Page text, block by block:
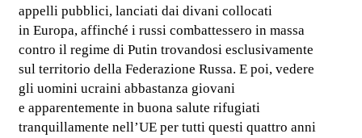
appelli pubblici, lanciati dai divani collocati
in Europa, affinché i russi combattessero in massa
contro il regime di Putin trovandosi esclusivamente
sul territorio della Federazione Russa. E poi, vedere
gli uomini ucraini abbastanza giovani
e apparentemente in buona salute rifugiati
tranquillamente nell’UE per tutti questi quattro anni